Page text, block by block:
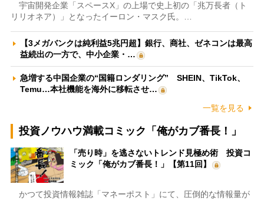
宇宙開発企業「スペースX」の上場で史上初の「兆万長者（ト
リリオネア）」となったイーロン・マスク氏。…
【3メガバンクは純利益5兆円超】銀行、商社、ゼネコンは最高
益続出の一方で、中小企業・…
急増する中国企業の“国籍ロンダリング” SHEIN、TikTok、
Temu…本社機能を海外に移転させ…
一覧を見る
投資ノウハウ満載コミック「俺がカブ番長！」
「売り時」を逃さないトレンド見極め術 投資コ
ミック「俺がカブ番長！」【第11回】
かつて投資情報雑誌「マネーポスト」にて、圧倒的な情報量が